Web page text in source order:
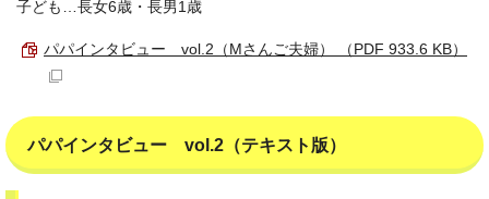
子ども…長女6歳・長男1歳
パパインタビュー vol.2（Mさんご夫婦） （PDF 933.6 KB）
パパインタビュー vol.2（テキスト版）